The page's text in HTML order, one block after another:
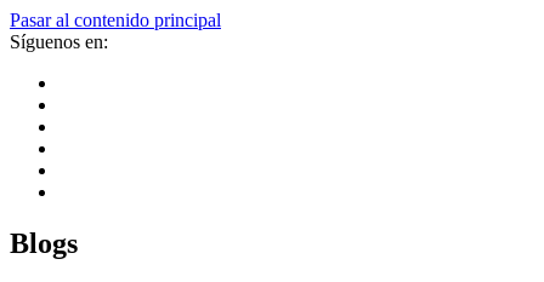
Pasar al contenido principal
Síguenos en:
Blogs